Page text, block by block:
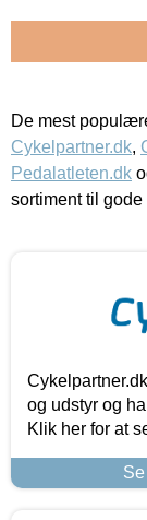
De mest
Cykelpartner.dk,
Pedalatleten.dk
sortiment til gode
og udstyr og
Klik her for at